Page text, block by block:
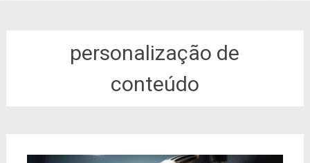
personalização de
conteúdo